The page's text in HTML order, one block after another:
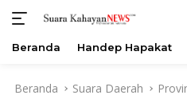
Beranda Handep Hapakat
Beranda Suara Daerah